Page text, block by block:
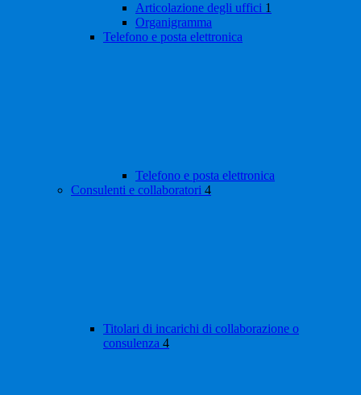
Articolazione degli uffici 1
Organigramma
Telefono e posta elettronica
Telefono e posta elettronica
Consulenti e collaboratori 4
Titolari di incarichi di collaborazione o
consulenza 4